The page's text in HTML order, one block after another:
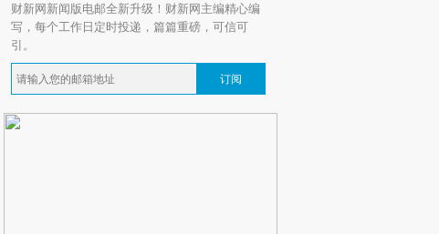
财新网新闻版电邮全新升级！财新网主编精心编
写，每个工作日定时投递，篇篇重磅，可信可
引。
订阅